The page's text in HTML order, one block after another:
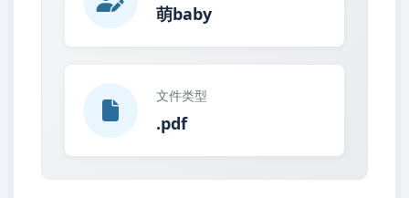
萌baby
文件类型
.pdf